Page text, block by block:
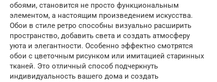
обоями, становится не просто функциональным
элементом, а настоящим произведением искусства.
Обои в стиле ретро способны визуально расширить
пространство, добавить света и создать атмосферу
уюта и элегантности. Особенно эффектно смотрятся
обои с цветочным рисунком или имитацией старинных
тканей. Это отличный способ подчеркнуть
индивидуальность вашего дома и создать